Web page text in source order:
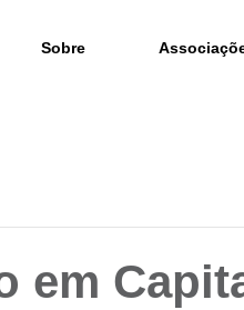
Sobre
em